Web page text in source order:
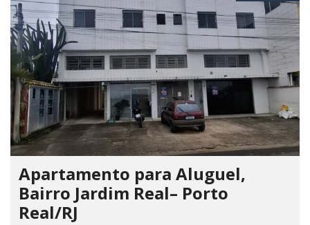
Apartamento para Aluguel,
Bairro Jardim Real– Porto
Real/RJ